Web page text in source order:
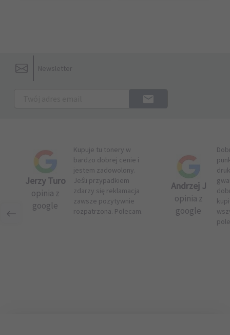
Newsletter
Jerzy Turo
opinia z
google
Kupuje tu tonery w
bardzo dobrej cenie i
jestem zadowolony.
Jeśli przypadkiem
zdarzy się reklamacja
zawsze pozytywnie
rozpatrzona. Polecam.
Andrzej J
opinia z
google